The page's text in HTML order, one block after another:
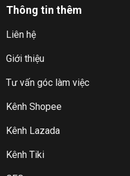
Thông tin thêm
Liên hệ
Giới thiệu
Tư vấn góc làm việc
Kênh Shopee
Kênh Lazada
Kênh Tiki